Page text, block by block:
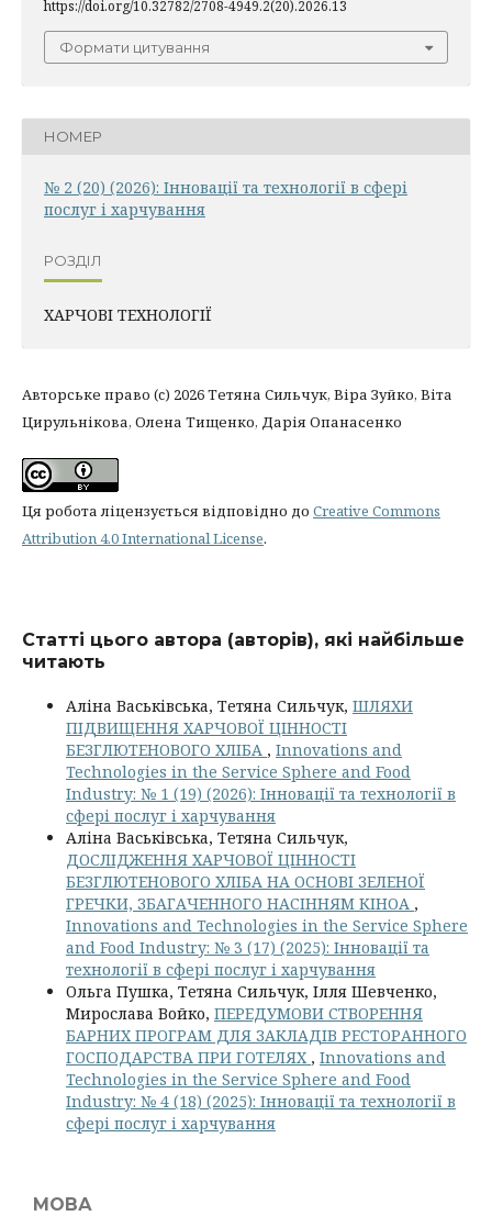
https://doi.org/10.32782/2708-4949.2(20).2026.13
Формати цитування
НОМЕР
№ 2 (20) (2026): Інновації та технології в сфері
послуг і харчування
РОЗДІЛ
ХАРЧОВІ ТЕХНОЛОГІЇ
Авторське право (c) 2026 Тетяна Сильчук, Віра Зуйко, Віта
Цирульнікова, Олена Тищенко, Дарія Опанасенко
Ця робота ліцензується відповідно до Creative Commons
Attribution 4.0 International License.
Статті цього автора (авторів), які найбільше
читають
Аліна Васьківська, Тетяна Сильчук, ШЛЯХИ
ПІДВИЩЕННЯ ХАРЧОВОЇ ЦІННОСТІ
БЕЗГЛЮТЕНОВОГО ХЛІБА , Innovations and
Technologies in the Service Sphere and Food
Industry: № 1 (19) (2026): Інновації та технології в
сфері послуг і харчування
Аліна Васьківська, Тетяна Сильчук,
ДОСЛІДЖЕННЯ ХАРЧОВОЇ ЦІННОСТІ
БЕЗГЛЮТЕНОВОГО ХЛІБА НА ОСНОВІ ЗЕЛЕНОЇ
ГРЕЧКИ, ЗБАГАЧЕННОГО НАСІННЯМ КІНОА ,
Innovations and Technologies in the Service Sphere
and Food Industry: № 3 (17) (2025): Інновації та
технології в сфері послуг і харчування
Ольга Пушка, Тетяна Сильчук, Ілля Шевченко,
Мирослава Войко, ПЕРЕДУМОВИ СТВОРЕННЯ
БАРНИХ ПРОГРАМ ДЛЯ ЗАКЛАДІВ РЕСТОРАННОГО
ГОСПОДАРСТВА ПРИ ГОТЕЛЯХ , Innovations and
Technologies in the Service Sphere and Food
Industry: № 4 (18) (2025): Інновації та технології в
сфері послуг і харчування
МОВА